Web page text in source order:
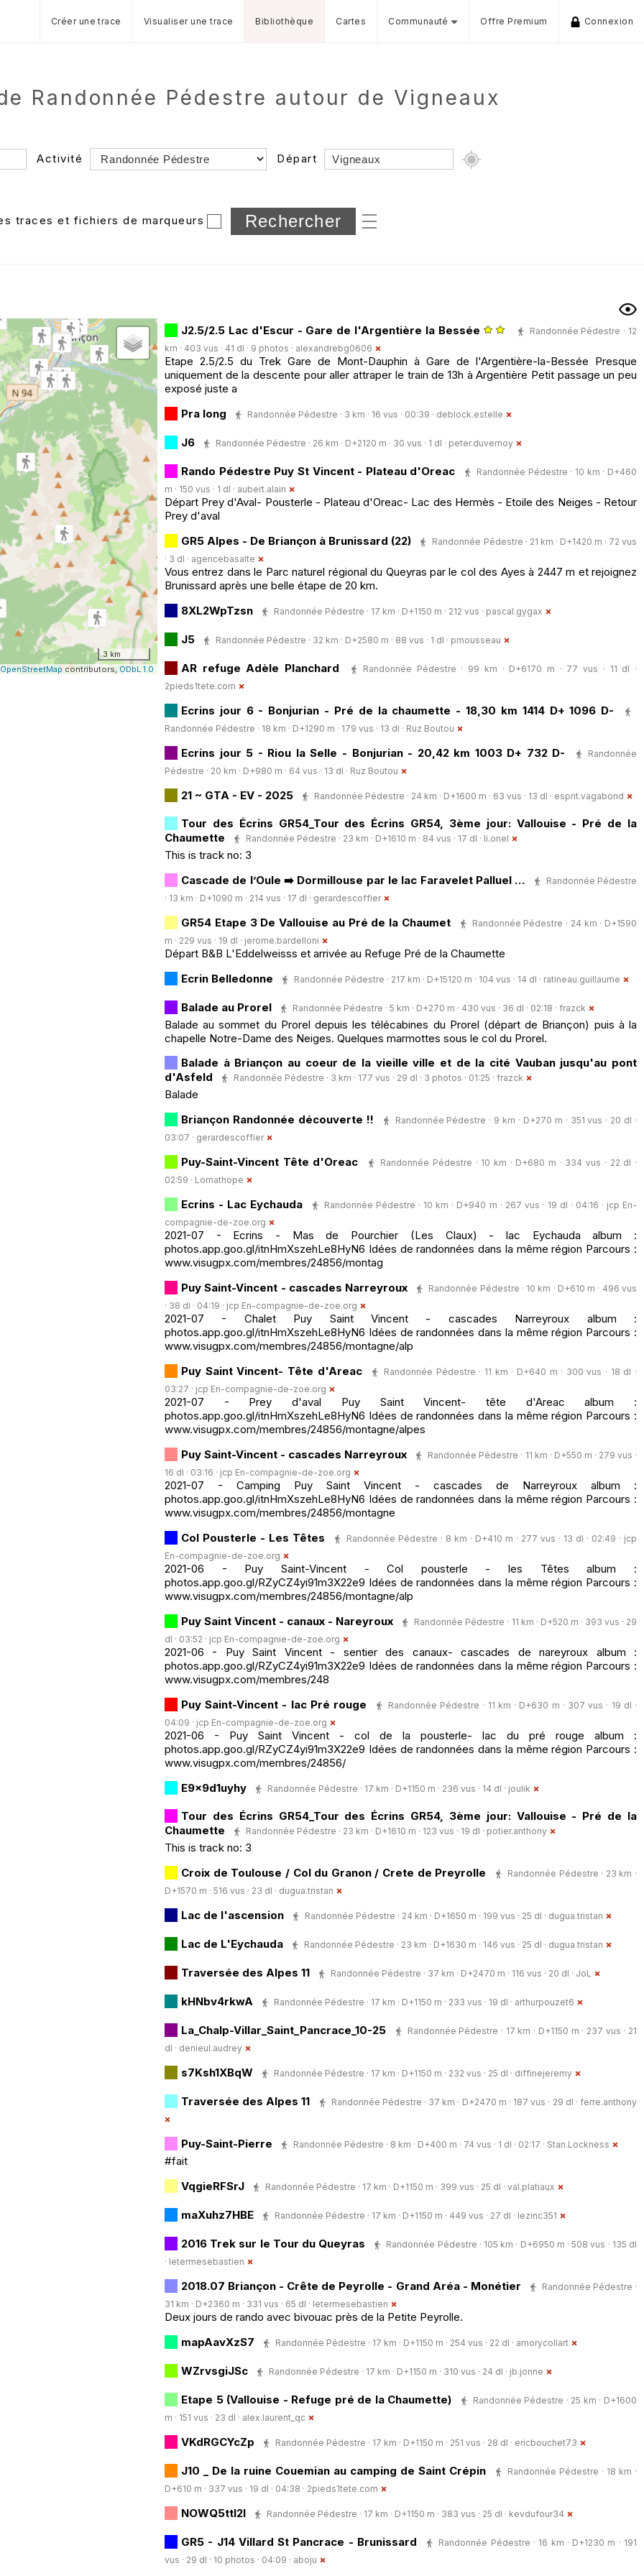
Créer une trace Visualiser une trace Bibliothèque Cartes Communauté Offre Premium Connexion
Randonnée Pédestre autour de Vigneaux
Activité Départ
Dossier
et sous-dossiers
traces et fichiers de marqueurs
3 km
OpenStreetMap contributors, ODbL 1.0
J2.5/2.5 Lac d'Escur - Gare de l'Argentière la Bessée
Randonnée Pédestre · 12
km · 403 vus · 41 dl · 9 photos · alexandrebg0606
Etape 2.5/2.5 du Trek Gare de Mont-Dauphin à Gare de l'Argentière-la-Bessée Presque
uniquement de la descente pour aller attraper le train de 13h à Argentière Petit passage un peu
exposé juste a
Pra long
Randonnée Pédestre · 3 km · 16 vus · 00:39 · deblock.estelle
J6 Randonnée Pédestre · 26 km · D+2120 m · 30 vus · 1 dl · peter.duvernoy
Rando Pédestre Puy St Vincent - Plateau d'Oreac
Randonnée Pédestre · 10 km · D+460
m · 150 vus · 1 dl · aubert.alain
Départ Prey d'Aval- Pousterle - Plateau d'Oreac- Lac des Hermès - Etoile des Neiges - Retour
Prey d'aval
GR5 Alpes - De Briançon à Brunissard (22)
Randonnée Pédestre · 21 km · D+1420 m · 72 vus
· 3 dl · agencebasalte
Vous entrez dans le Parc naturel régional du Queyras par le col des Ayes à 2447 m et rejoignez
Brunissard après une belle étape de 20 km.
8XL2WpTzsn
Randonnée Pédestre · 17 km · D+1150 m · 212 vus · pascal.gygax
J5 Randonnée Pédestre · 32 km · D+2580 m · 88 vus · 1 dl · pmousseau
AR refuge Adèle Planchard
Randonnée Pédestre · 99 km · D+6170 m · 77 vus · 11 dl ·
2pieds1tete.com
Ecrins jour 6 - Bonjurian - Pré de la chaumette - 18,30 km 1414 D+ 1096 D-
Randonnée Pédestre · 18 km · D+1290 m · 179 vus · 13 dl · Ruz Boutou
Ecrins jour 5 - Riou la Selle - Bonjurian - 20,42 km 1003 D+ 732 D-
Randonnée
Pédestre · 20 km · D+980 m · 64 vus · 13 dl · Ruz Boutou
21 ~ GTA - EV - 2025 Randonnée Pédestre · 24 km · D+1600 m · 63 vus · 13 dl · esprit.vagabond
Tour des Écrins GR54_Tour des Écrins GR54, 3ème jour: Vallouise - Pré de la
Chaumette
Randonnée Pédestre · 23 km · D+1610 m · 84 vus · 17 dl · li.onel
This is track no: 3
Cascade de l’Oule ➡️ Dormillouse par le lac Faravelet Palluel …
Randonnée Pédestre
· 13 km · D+1090 m · 214 vus · 17 dl · gerardescoffier
GR54 Etape 3 De Vallouise au Pré de la Chaumet
Randonnée Pédestre · 24 km · D+1590
m · 229 vus · 19 dl · jerome.bardelloni
Départ B&B L'Eddelweisss et arrivée au Refuge Pré de la Chaumette
Ecrin Belledonne
Randonnée Pédestre · 217 km · D+15120 m · 104 vus · 14 dl · ratineau.guillaume
Balade au Prorel Randonnée Pédestre · 5 km · D+270 m · 430 vus · 36 dl · 02:18 · frazck
Balade au sommet du Prorel depuis les télécabines du Prorel (départ de Briançon) puis à la
chapelle Notre-Dame des Neiges. Quelques marmottes sous le col du Prorel.
Balade à Briançon au coeur de la vieille ville et de la cité Vauban jusqu'au pont
d'Asfeld
Randonnée Pédestre · 3 km · 177 vus · 29 dl · 3 photos · 01:25 · frazck
Balade
Briançon Randonnée découverte !!
Randonnée Pédestre · 9 km · D+270 m · 351 vus · 20 dl ·
03:07 · gerardescoffier
Puy-Saint-Vincent Tête d'Oreac
Randonnée Pédestre · 10 km · D+680 m · 334 vus · 22 dl ·
02:59 · Lomathope
Ecrins - Lac Eychauda Randonnée Pédestre · 10 km · D+940 m · 267 vus · 19 dl · 04:16 · jcp En-
compagnie-de-zoe.org
2021-07 - Ecrins - Mas de Pourchier (Les Claux) - lac Eychauda album :
photos.app.goo.gl/itnHmXszehLe8HyN6 Idées de randonnées dans la même région Parcours :
www.visugpx.com/membres/24856/montag
Puy Saint-Vincent - cascades Narreyroux
Randonnée Pédestre · 10 km · D+610 m · 496 vus
· 38 dl · 04:19 · jcp En-compagnie-de-zoe.org
2021-07 - Chalet Puy Saint Vincent - cascades Narreyroux album :
photos.app.goo.gl/itnHmXszehLe8HyN6 Idées de randonnées dans la même région Parcours :
www.visugpx.com/membres/24856/montagne/alp
Puy Saint Vincent- Tête d'Areac
Randonnée Pédestre · 11 km · D+640 m · 300 vus · 18 dl ·
03:27 · jcp En-compagnie-de-zoe.org
2021-07 - Prey d'aval Puy Saint Vincent- tête d'Areac album :
photos.app.goo.gl/itnHmXszehLe8HyN6 Idées de randonnées dans la même région Parcours :
www.visugpx.com/membres/24856/montagne/alpes
Puy Saint-Vincent - cascades Narreyroux
Randonnée Pédestre · 11 km · D+550 m · 279 vus ·
16 dl · 03:16 · jcp En-compagnie-de-zoe.org
2021-07 - Camping Puy Saint Vincent - cascades de Narreyroux album :
photos.app.goo.gl/itnHmXszehLe8HyN6 Idées de randonnées dans la même région Parcours :
www.visugpx.com/membres/24856/montagne
Col Pousterle - Les Têtes
Randonnée Pédestre · 8 km · D+410 m · 277 vus · 13 dl · 02:49 · jcp
En-compagnie-de-zoe.org
2021-06 - Puy Saint-Vincent - Col pousterle - les Têtes album :
photos.app.goo.gl/RZyCZ4yi91m3X22e9 Idées de randonnées dans la même région Parcours :
www.visugpx.com/membres/24856/montagne/alp
Puy Saint Vincent - canaux - Nareyroux
Randonnée Pédestre · 11 km · D+520 m · 393 vus · 29
dl · 03:52 · jcp En-compagnie-de-zoe.org
2021-06 - Puy Saint Vincent - sentier des canaux- cascades de nareyroux album :
photos.app.goo.gl/RZyCZ4yi91m3X22e9 Idées de randonnées dans la même région Parcours :
www.visugpx.com/membres/248
Puy Saint-Vincent - lac Pré rouge
Randonnée Pédestre · 11 km · D+630 m · 307 vus · 19 dl ·
04:09 · jcp En-compagnie-de-zoe.org
2021-06 - Puy Saint Vincent - col de la pousterle- lac du pré rouge album :
photos.app.goo.gl/RZyCZ4yi91m3X22e9 Idées de randonnées dans la même région Parcours :
www.visugpx.com/membres/24856/
E9x9d1uyhy
Randonnée Pédestre · 17 km · D+1150 m · 236 vus · 14 dl · joulik
Tour des Écrins GR54_Tour des Écrins GR54, 3ème jour: Vallouise - Pré de la
Chaumette
Randonnée Pédestre · 23 km · D+1610 m · 123 vus · 19 dl · potier.anthony
This is track no: 3
Croix de Toulouse / Col du Granon / Crete de Preyrolle
Randonnée Pédestre · 23 km ·
D+1570 m · 516 vus · 23 dl · dugua.tristan
Lac de l'ascension Randonnée Pédestre · 24 km · D+1650 m · 199 vus · 25 dl · dugua.tristan
Lac de L'Eychauda Randonnée Pédestre · 23 km · D+1630 m · 146 vus · 25 dl · dugua.tristan
Traversée des Alpes 11 Randonnée Pédestre · 37 km · D+2470 m · 116 vus · 20 dl · JoL
kHNbv4rkwA Randonnée Pédestre · 17 km · D+1150 m · 233 vus · 19 dl · arthurpouzet6
La_Chalp-Villar_Saint_Pancrace_10-25
Randonnée Pédestre · 17 km · D+1150 m · 237 vus · 21
dl · denieul.audrey
s7Ksh1XBqW Randonnée Pédestre · 17 km · D+1150 m · 232 vus · 25 dl · diffinejeremy
Traversée des Alpes 11 Randonnée Pédestre · 37 km · D+2470 m · 187 vus · 29 dl ·ferre.anthony
Puy-Saint-Pierre Randonnée Pédestre · 8 km · D+400 m · 74 vus · 1 dl · 02:17 · Stan.Lockness
#fait
VqgieRFSrJ
Randonnée Pédestre · 17 km · D+1150 m · 399 vus · 25 dl · val.platiaux
maXuhz7HBE Randonnée Pédestre · 17 km · D+1150 m · 449 vus · 27 dl · lezinc351
2016 Trek sur le Tour du Queyras
Randonnée Pédestre · 105 km · D+6950 m · 508 vus · 135 dl
· letermesebastien
2018.07 Briançon - Crête de Peyrolle - Grand Aréa - Monétier
Randonnée Pédestre ·
31 km · D+2360 m · 331 vus · 65 dl · letermesebastien
Deux jours de rando avec bivouac près de la Petite Peyrolle.
mapAavXzS7
Randonnée Pédestre · 17 km · D+1150 m · 254 vus · 22 dl · amorycollart
WZrvsgiJSc Randonnée Pédestre · 17 km · D+1150 m · 310 vus · 24 dl · jb.jonne
Etape 5 (Vallouise - Refuge pré de la Chaumette)
Randonnée Pédestre · 25 km · D+1600
m · 151 vus · 23 dl · alex.laurent_qc
VKdRGCYcZp Randonnée Pédestre · 17 km · D+1150 m · 251 vus · 28 dl · ericbouchet73
J10 _ De la ruine Couemian au camping de Saint Crépin
Randonnée Pédestre · 18 km ·
D+610 m · 337 vus · 19 dl · 04:38 · 2pieds1tete.com
NOWQ5ttI2I Randonnée Pédestre · 17 km · D+1150 m · 383 vus · 25 dl · kevdufour34
GR5 - J14 Villard St Pancrace - Brunissard
Randonnée Pédestre · 16 km · D+1230 m · 191
vus · 29 dl · 10 photos · 04:09 · aboju